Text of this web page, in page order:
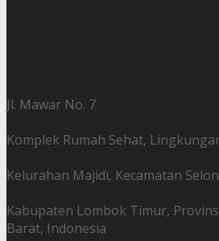
Jl. Mawar No. 7
Komplek Rumah Sehat,
Kelurahan Majidi, Kecamatan
Kabupaten Lombok Timur,
Barat, Indonesia